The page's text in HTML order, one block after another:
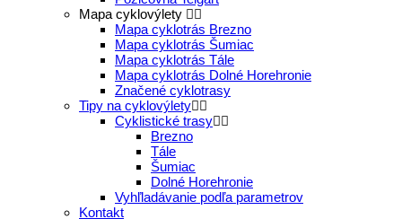
Mapa cyklovýlety
Mapa cyklotrás Brezno
Mapa cyklotrás Šumiac
Mapa cyklotrás Tále
Mapa cyklotrás Dolné Horehronie
Značené cyklotrasy
Tipy na cyklovýlety
Cyklistické trasy
Brezno
Tále
Šumiac
Dolné Horehronie
Vyhľladávanie podľa parametrov
Kontakt